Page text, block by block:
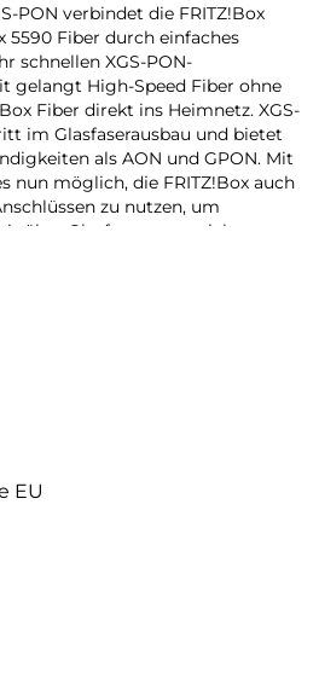
PON verbindet die FRITZ!Box
5590 Fiber durch einfaches
schnellen XGS-PON-
gelangt High-Speed Fiber ohne
Fiber direkt ins Heimnetz. XGS-
im Glasfaserausbau und bietet
als AON und GPON. Mit
nun möglich, die FRITZ!Box auch
zu nutzen, um
über Glasfaser zu erreichen.
FRITZ!Box 5590 Fiber bieten
Netzzugang über Glasfaser,
AON (z. B. viele
(Deutsche Telekom, 1&1,
u. a.) vorbereitet ist. Die
AON und GPON sind im
Fiber 5590 und 5530 bereits
PON können nun auch XGS-
Fiber verwendet werden.
bei der Deutschen Telekom,
Eurofiber und anderen.
EU